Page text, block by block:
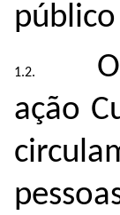
ação